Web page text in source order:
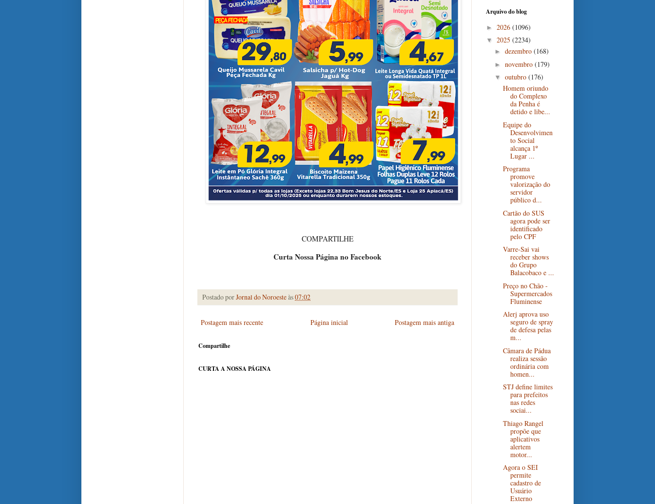
COMPARTILHE
Curta Nossa Página no Facebook
Postado porJornal do Noroesteàs07:02
Postagem mais recente Postagem mais antiga
Página inicial
Compartilhe
CURTA A NOSSA PÁGINA
Arquivo do blog
► 2026 (1096)
▼ 2025 (2234)
► dezembro (168)
► novembro (179)
▼ outubro (176)
Homem oriundo
do Complexo
da Penha é
detido e libe...
Equipe do
Desenvolvimen
to Social
alcança 1º
Lugar ...
Programa
promove
valorização do
servidor
público d...
Cartão do SUS
agora pode ser
identificado
pelo CPF
Varre-Sai vai
receber shows
do Grupo
Balacobaco e ...
Preço no Chão -
Supermercados
Fluminense
Alerj aprova uso
seguro de spray
de defesa pelas
m...
Câmara de Pádua
realiza sessão
ordinária com
homen...
STJ define limites
para prefeitos
nas redes
sociai...
Thiago Rangel
propõe que
aplicativos
alertem
motor...
Agora o SEI
permite
cadastro de
Usuário
Externo